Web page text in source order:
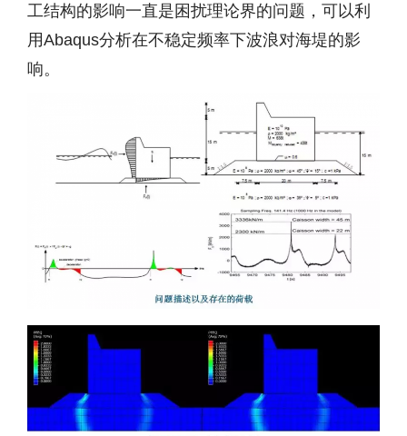
工结构的影响一直是困扰理论界的问题，可以利
用Abaqus分析在不稳定频率下波浪对海堤的影
响。